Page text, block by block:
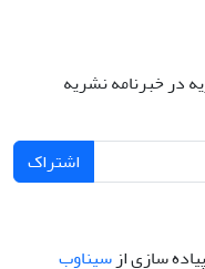
در خبرنامه نشریه
اشتراک
سازی ازسیناوب